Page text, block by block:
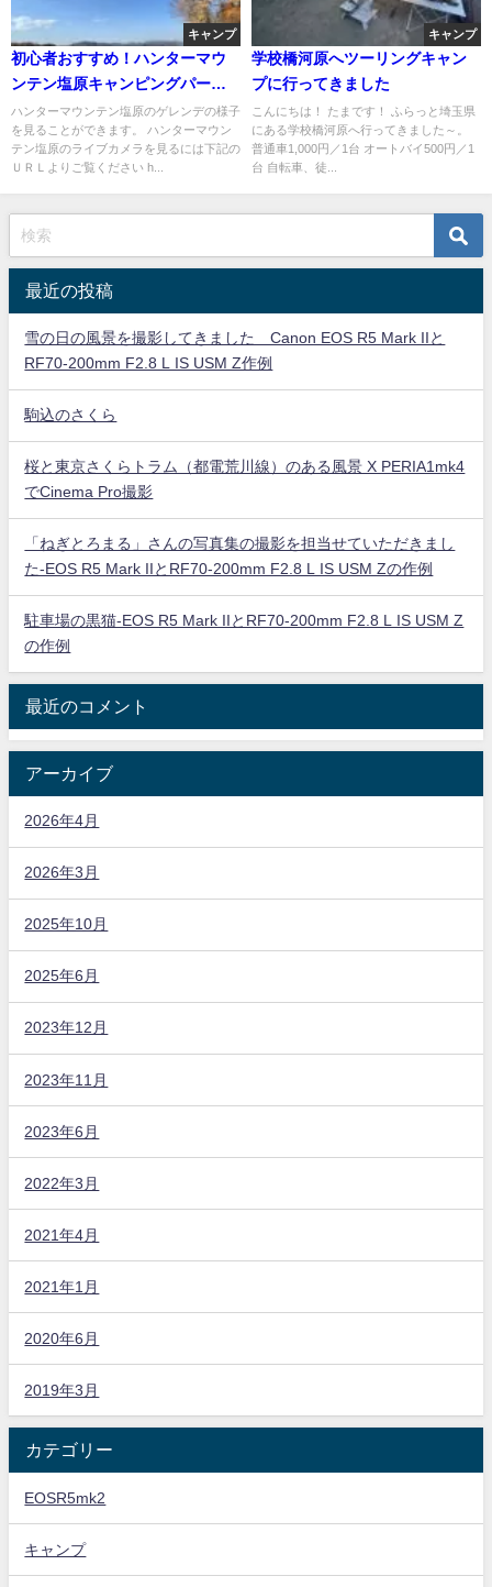
キャンプ
初心者おすすめ！ハンターマウ
ンテン塩原キャンピングパーク
で紅葉キャンプを楽しむ！
ハンターマウンテン塩原のゲレンデの様子
を見ることができます。 ハンターマウン
テン塩原のライブカメラを見るには下記の
ＵＲＬよりご覧ください h...
キャンプ
学校橋河原へツーリングキャン
プに行ってきました
こんにちは！ たまです！ ふらっと埼玉県
にある学校橋河原へ行ってきました～。
普通車1,000円／1台 オートバイ500円／1
台 自転車、徒...
最近の投稿
雪の日の風景を撮影してきました Canon EOS R5 Mark IIと
RF70-200mm F2.8 L IS USM Z作例
駒込のさくら
桜と東京さくらトラム（都電荒川線）のある風景 X PERIA1mk4
でCinema Pro撮影
「ねぎとろまる」さんの写真集の撮影を担当せていただきまし
た-EOS R5 Mark IIとRF70-200mm F2.8 L IS USM Zの作例
駐車場の黒猫-EOS R5 Mark IIとRF70-200mm F2.8 L IS USM Z
の作例
最近のコメント
アーカイブ
2026年4月
2026年3月
2025年10月
2025年6月
2023年12月
2023年11月
2023年6月
2022年3月
2021年4月
2021年1月
2020年6月
2019年3月
カテゴリー
EOSR5mk2
キャンプ